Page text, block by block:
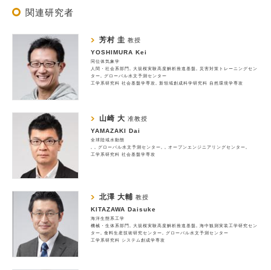
関連研究者
芳村 圭 教授
YOSHIMURA Kei
同位体気象学
人間・社会系部門
大規模実験高度解析推進基盤
災害対策トレーニングセン
ター
グローバル水文予測センター
工学系研究科 社会基盤学専攻
新領域創成科学研究科 自然環境学専攻
山崎 大 准教授
YAMAZAKI Dai
全球陸域水動態
グローバル水文予測センター
オープンエンジニアリングセンター
工学系研究科 社会基盤学専攻
北澤 大輔 教授
KITAZAWA Daisuke
海洋生態系工学
機械・生体系部門
大規模実験高度解析推進基盤
海中観測実装工学研究セン
ター
食料生産技術研究センター
グローバル水文予測センター
工学系研究科 システム創成学専攻